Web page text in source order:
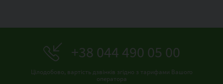
+38 044 490 05 00
Цілодобово, вартість дзвінків згідно з тарифами Вашого
оператора